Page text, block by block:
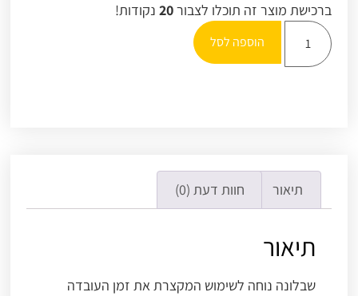
ברכישת מוצר זה תוכלו לצבור20נקודות!
הוספה לסל
תיאור חוות דעת (0)
תיאור
שבלונה נוחה לשימוש המקצרת את זמן העובדה